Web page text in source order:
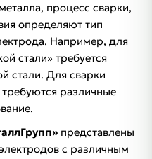
процесс сварки,
определяют тип
Например, для
стали» требуется
стали. Для сварки
различные
представлены
с различным